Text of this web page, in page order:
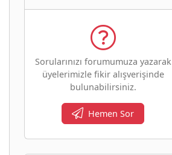
Sorularınızı forumumuza yazarak
üyelerimizle fikir alışverişinde
bulunabilirsiniz.
Hemen Sor